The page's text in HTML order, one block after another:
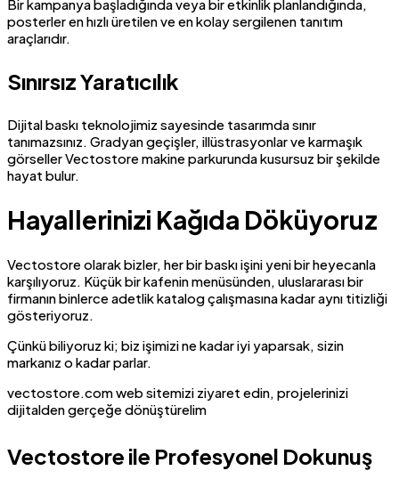
Bir kampanya başladığında veya bir etkinlik planlandığında,
posterler en hızlı üretilen ve en kolay sergilenen tanıtım
araçlarıdır.
Sınırsız Yaratıcılık
Dijital baskı teknolojimiz sayesinde tasarımda sınır
tanımazsınız. Gradyan geçişler, illüstrasyonlar ve karmaşık
görseller Vectostore makine parkurunda kusursuz bir şekilde
hayat bulur.
Hayallerinizi Kağıda Döküyoruz
Vectostore olarak bizler, her bir baskı işini yeni bir heyecanla
karşılıyoruz. Küçük bir kafenin menüsünden, uluslararası bir
firmanın binlerce adetlik katalog çalışmasına kadar aynı titizliği
gösteriyoruz.
Çünkü biliyoruz ki; biz işimizi ne kadar iyi yaparsak, sizin
markanız o kadar parlar.
vectostore.com web sitemizi ziyaret edin, projelerinizi
dijitalden gerçeğe dönüştürelim
Vectostore ile Profesyonel Dokunuş